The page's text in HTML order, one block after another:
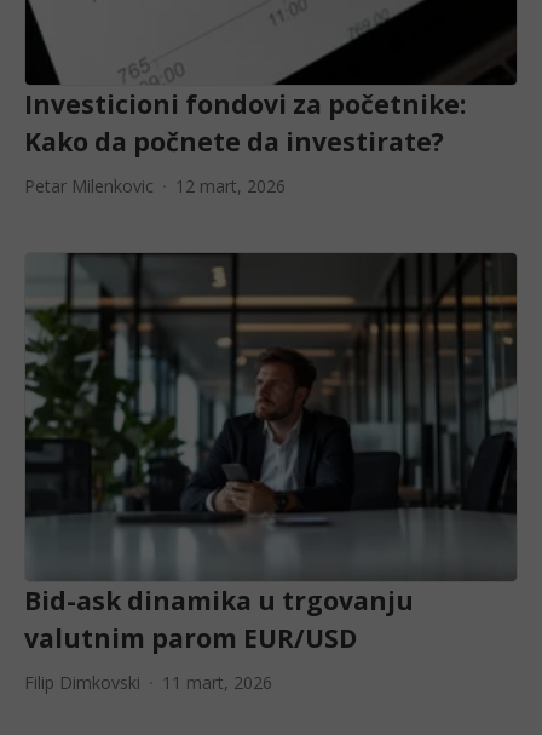
Investicioni fondovi za početnike:
Kako da počnete da investirate?
Petar Milenkovic 12 mart, 2026
Bid-ask dinamika u trgovanju
valutnim parom EUR/USD
Filip Dimkovski 11 mart, 2026